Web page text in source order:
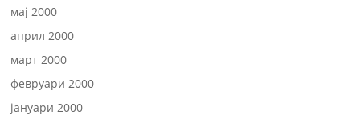
мај 2000
април 2000
март 2000
февруари 2000
јануари 2000